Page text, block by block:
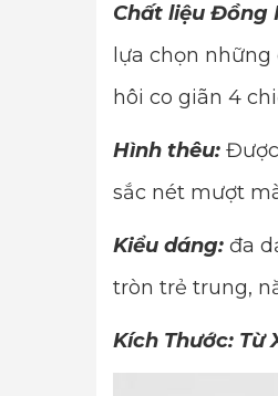
Chất liệu Đồng
lựa chọn
hôi co giãn 4
Hình thêu:
sắc nét mượt
Kiểu dáng: đa
tròn trẻ trung,
Kích Thước: Từ